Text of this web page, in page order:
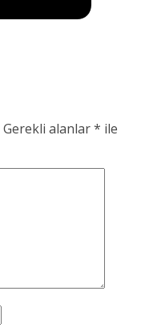
Gerekli alanlar* ile